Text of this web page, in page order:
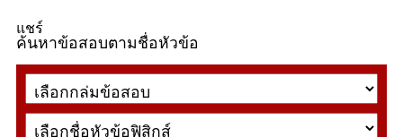
แชร์
ค้นหาข้อสอบตามชื่อหัวข้อ